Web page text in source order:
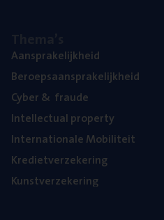
Aan­spra­ke­lijk­heid
Beroeps­aan­spra­ke­lijk­heid
Cyber& fraude
Intel­lec­tu­al property
Inter­na­ti­o­na­le Mobiliteit
Kre­diet­ver­ze­ke­ring
Kunst­ver­ze­ke­ring